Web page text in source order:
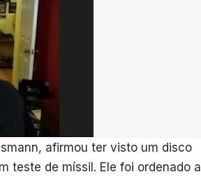
afirmou ter visto um disco
teste de míssil. Ele foi ordenado a